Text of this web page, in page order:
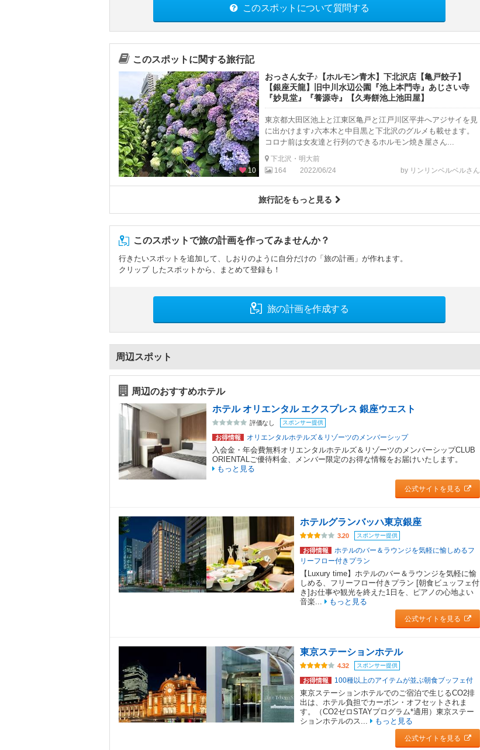
このスポットについて質問する
このスポットに関する旅行記
10
おっさん女子♪【ホルモン青木】下北沢店【亀戸餃子】
【銀座天龍】旧中川水辺公園『池上本門寺』あじさい寺
『妙見堂』『養源寺』【久寿餅池上池田屋】
東京都大田区池上と江東区亀戸と江戸川区平井へアジサイを見
に出かけます♪六本木と中目黒と下北沢のグルメも載せます。
コロナ前は女友達と行列のできるホルモン焼き屋さん...
下北沢・明大前
164
2022/06/24 by リンリンベルベルさん
旅行記をもっと見る
このスポットで旅の計画を作ってみませんか？
行きたいスポットを追加して、しおりのように自分だけの「旅の計画」が作れます。
クリップ したスポットから、まとめて登録も！
旅の計画を作成する
周辺スポット
周辺のおすすめホテル
ホテル オリエンタル エクスプレス 銀座ウエスト
評価なし スポンサー提供
お得情報 オリエンタルホテルズ＆リゾーツのメンバーシップ
入会金・年会費無料オリエンタルホテルズ＆リゾーツのメンバーシップCLUB
ORIENTALご優待料金、メンバー限定のお得な情報をお届けいたします。
もっと見る
公式サイトを見る
ホテルグランバッハ東京銀座
3.20 スポンサー提供
お得情報
ホテルのバー＆ラウンジを気軽に愉しめるフ
リーフロー付きプラン
【Luxury time】ホテルのバー＆ラウンジを気軽に愉
しめる、フリーフロー付きプラン [朝食ビュッフェ付
き]お仕事や観光を終えた1日を、ピアノの心地よい
音楽...
もっと見る
公式サイトを見る
東京ステーションホテル
4.32 スポンサー提供
お得情報 100種以上のアイテムが並ぶ朝食ブッフェ付
東京ステーションホテルでのご宿泊で生じるCO2排
出は、ホテル負担でカーボン・オフセットされま
す。（CO2ゼロSTAYプログラム*適用）東京ステー
ションホテルのス...
もっと見る
公式サイトを見る